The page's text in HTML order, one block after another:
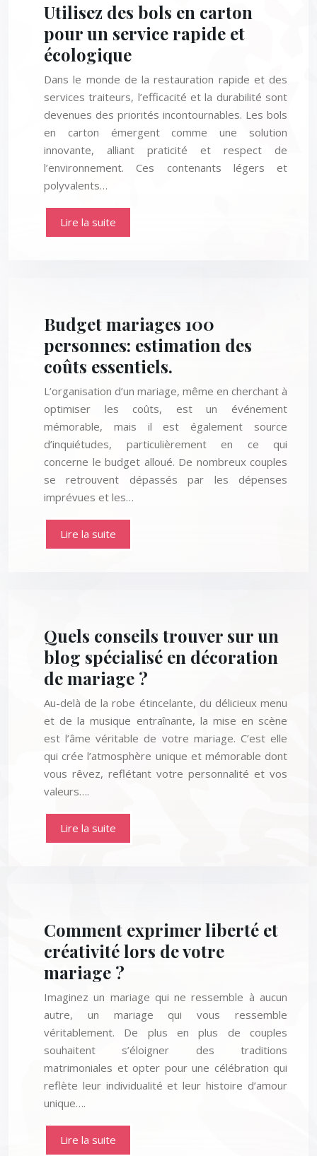
Utilisez des bols en carton
pour un service rapide et
écologique
Dans le monde de la restauration rapide et des
services traiteurs, l’efficacité et la durabilité sont
devenues des priorités incontournables. Les bols
en carton émergent comme une solution
innovante, alliant praticité et respect de
l’environnement. Ces contenants légers et
polyvalents…
Lire la suite
Budget mariages 100
personnes: estimation des
coûts essentiels.
L’organisation d’un mariage, même en cherchant à
optimiser les coûts, est un événement
mémorable, mais il est également source
d’inquiétudes, particulièrement en ce qui
concerne le budget alloué. De nombreux couples
se retrouvent dépassés par les dépenses
imprévues et les…
Lire la suite
Quels conseils trouver sur un
blog spécialisé en décoration
de mariage ?
Au-delà de la robe étincelante, du délicieux menu
et de la musique entraînante, la mise en scène
est l’âme véritable de votre mariage. C’est elle
qui crée l’atmosphère unique et mémorable dont
vous rêvez, reflétant votre personnalité et vos
valeurs….
Lire la suite
Comment exprimer liberté et
créativité lors de votre
mariage ?
Imaginez un mariage qui ne ressemble à aucun
autre, un mariage qui vous ressemble
véritablement. De plus en plus de couples
souhaitent s’éloigner des traditions
matrimoniales et opter pour une célébration qui
reflète leur individualité et leur histoire d’amour
unique….
Lire la suite